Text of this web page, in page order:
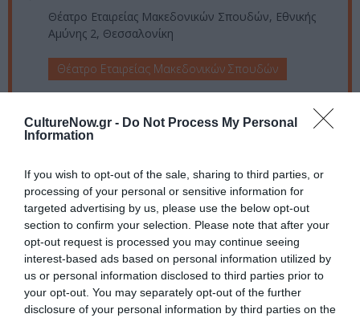
CultureNow.gr - Do Not Process My Personal
Information
If you wish to opt-out of the sale, sharing to third parties, or
processing of your personal or sensitive information for
targeted advertising by us, please use the below opt-out
section to confirm your selection. Please note that after your
opt-out request is processed you may continue seeing
interest-based ads based on personal information utilized by
us or personal information disclosed to third parties prior to
your opt-out. You may separately opt-out of the further
disclosure of your personal information by third parties on the
Θέατρο Εταιρείας Μακεδονικών Σπουδών, Εθνικής
Αμύνης 2, Θεσσαλονίκη
Θέατρο Εταιρείας Μακεδονικών Σπουδών
5€ || ΑΜΕΑ: Δωρεάν - ΣΥΝΟΔΟΙ ΑΜΕΑ: Δωρεάν,
κάρτες
Πληροφορίες / Κρατήσεις:
Τηλ.: 2315 200 011, 2315 200 012 |ntng.gr
Ακολουθήστε το Culturenow.gr στοGoogle Newsκαι
μάθετε πρώτοι όλες τις ειδήσεις